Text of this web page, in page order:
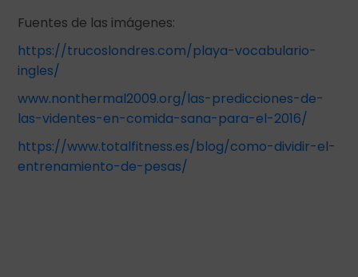
Fuentes de las imágenes:
https://trucoslondres.com/playa-vocabulario-
ingles/
www.nonthermal2009.org/las-predicciones-de-
las-videntes-en-comida-sana-para-el-2016/
https://www.totalfitness.es/blog/como-dividir-el-
entrenamiento-de-pesas/